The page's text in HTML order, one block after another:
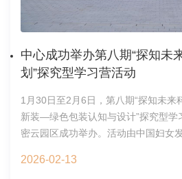
励学员赓续长征精神、走好新时代科
既有理论深度，又有实践温度，实现
基、补足了精神之钙，回到岗位后将
为抢占科技制高点的决心、信心和恒
进一步强化国家战略科技力量主力军
习成效转化为推动研究所改革创新发
水平科技自立自强、建设科技强国作
2026年2月14日
参与院和中心组织的各项主题活动，
奋斗故事、提供历史照片等方式，回
求真务实的精神品格，激励青年科技
峰。老同志们对此积极响应，纷纷表
贡献智慧和力量。老干部办公室 离退
中心成功举办第八期“探知未
划”探究型学习营活动
1月30日至2月6日，第八期“探知未来
新装—绿色包装认知与设计”探究型学
密云园区成功举办。活动由中国妇女
点实验室、环境化学与环境毒理全国
2026-02-13